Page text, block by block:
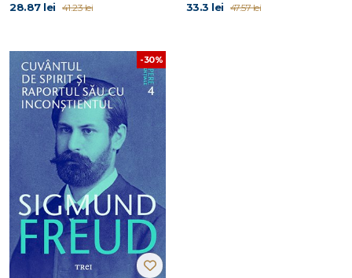
28.87 lei 41.23 lei 33.3 lei 47.57 lei
-30%